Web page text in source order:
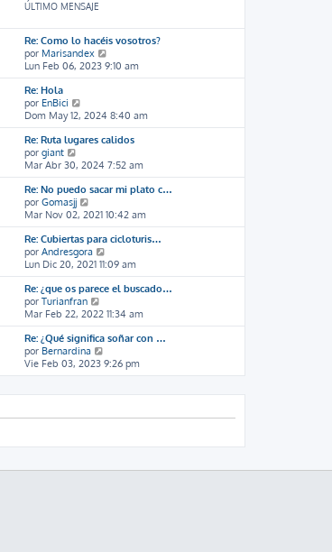
ÚLTIMO MENSAJE
Re: Como lo hacéis vosotros?
por Marisandex
e
r
t
i
m
m
e
n
a
j
e
Lun Feb 06, 2023 9:10 am
Re: Hola
por EnBici
e
r
ú
t
i
m
o
m
e
n
s
a
j
e
Dom May 12, 2024 8:40 am
Re: Ruta lugares calidos
por giant
e
r
ú
t
i
m
o
m
e
n
s
a
j
e
Mar Abr 30, 2024 7:52 am
Re: No puedo sacar mi plato c…
por Gomasjj
e
r
ú
l
t
i
m
o
m
e
n
s
a
j
Mar Nov 02, 2021 10:42 am
Re: Cubiertas para cicloturis…
por Andresgora
e
r
ú
t
i
m
m
e
a
Lun Dic 20, 2021 11:09 am
Re: ¿que os parece el buscado…
por Turianfran
e
r
ú
l
t
i
Mar Feb 22, 2022 11:34 am
Re: ¿Qué significa soñar con …
por Bernardina
e
r
Vie Feb 03, 2023 9:26 pm